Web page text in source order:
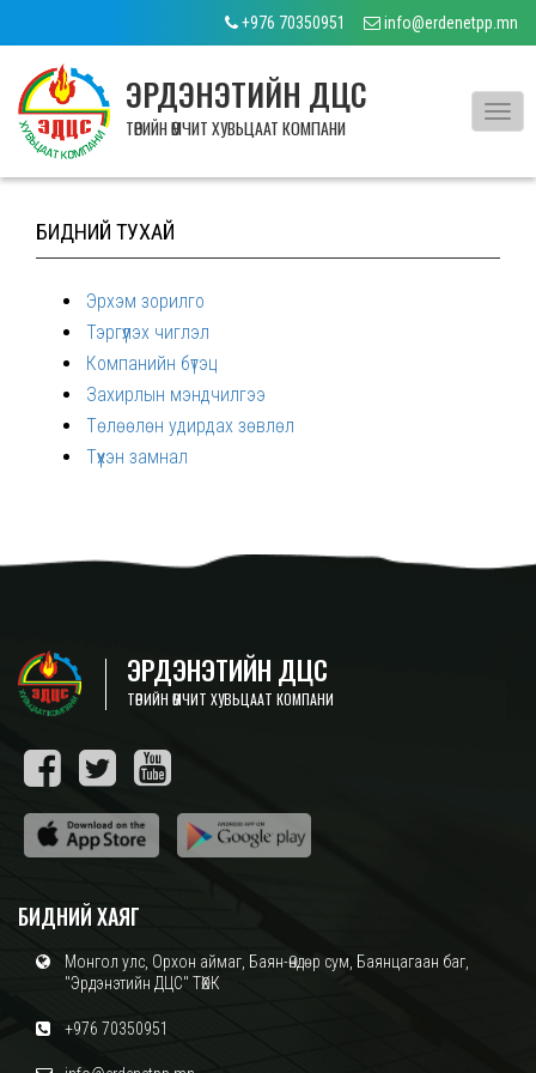
+976 70350951 info@erdenetpp.mn
ЭРДЭНЭТИЙН ДЦС
ТӨРИЙН ӨМЧИТ ХУВЬЦААТ КОМПАНИ
БИДНИЙ ТУХАЙ
Эрхэм зорилго
Тэргүүлэх чиглэл
Компанийн бүтэц
Захирлын мэндчилгээ
Төлөөлөн удирдах зөвлөл
Түүхэн замнал
ЭРДЭНЭТИЙН ДЦС
ТӨРИЙН ӨМЧИТ ХУВЬЦААТ КОМПАНИ
БИДНИЙ ХАЯГ
Монгол улс, Орхон аймаг, Баян-Өндөр сум, Баянцагаан баг,
"Эрдэнэтийн ДЦС" ТӨХК
+976 70350951